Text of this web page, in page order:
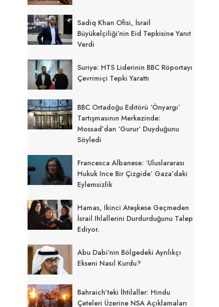
Sadiq Khan Ofisi, İsrail
Büyükelçiliği’nin Eid Tepkisine Yanıt
Verdi
Suriye: HTS Liderinin BBC Röportayı
Çevrimiçi Tepki Yarattı
BBC Ortadoğu Editörü ‘önyargı’
Tartışmasının Merkezinde:
Mossad’dan ‘gurur’ Duyduğunu
Söyledi
Francesca Albanese: ‘Uluslararası
Hukuk Ince Bir Çizgide’ Gaza’daki
Eylemsizlik
Hamas, Ikinci Ateşkese Geçmeden
İsrail Ihlallerini Durdurduğunu Talep
Ediyor.
Abu Dabi’nin Bölgedeki Ayrılıkçı
Ekseni Nasıl Kurdu?
Bahraich’teki İhtilaller: Hindu
Çeteleri Üzerine NSA Açıklamaları